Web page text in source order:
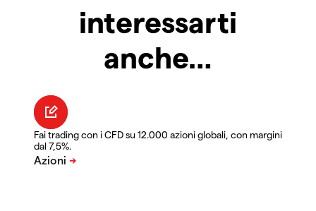
interessarti
anche…
Fai trading con i CFD su 12.000 azioni globali, con margini
dal 7,5%.